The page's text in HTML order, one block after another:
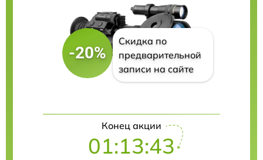
-20%
Скидка по
предварительной
записи на сайте
Конец акции
01:13:42